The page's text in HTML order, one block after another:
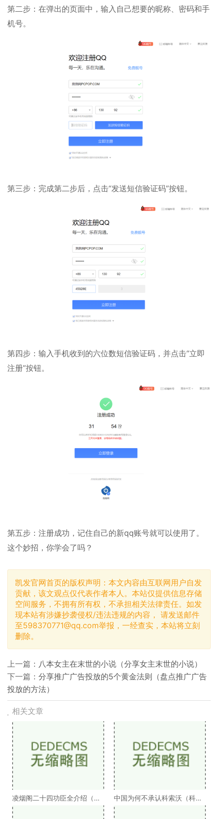
第二步：在弹出的页面中，输入自己想要的昵称、密码和手
机号。
第三步：完成第二步后，点击“发送短信验证码”按钮。
第四步：输入手机收到的六位数短信验证码，并点击“立即
注册”按钮。
第五步：注册成功，记住自己的新qq账号就可以使用了。
这个妙招，你学会了吗？
凯发官网首页的版权声明：本文内容由互联网用户自发
贡献，该文观点仅代表作者本人。本站仅提供信息存储
空间服务，不拥有所有权，不承担相关法律责任。如发
现本站有涉嫌抄袭侵权/违法违规的内容， 请发送邮件
至598370771@qq.com举报，一经查实，本站将立刻
删除。
上一篇： 八本女主在末世的小说（分享女主末世的小说）
下一篇： 分享推广广告投放的5个黄金法则（盘点推广广告
投放的方法）
相关文章
凌烟阁二十四功臣全介绍（凌
烟阁二十四功臣排
中国为何不承认科索沃（科索
沃为何不被承认）